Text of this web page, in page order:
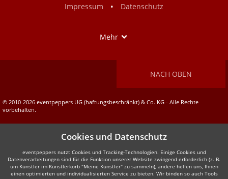
Impressum
• Datenschutz
Mehr
NACH OBEN
© 2010-2026 eventpeppers UG (haftungsbeschränkt) & Co. KG - Alle Rechte
vorbehalten.
Cookies und Datenschutz
eventpeppers nutzt Cookies und Tracking-Technologien. Einige Cookies und
Datenverarbeitungen sind für die Funktion unserer Website zwingend erforderlich (z. B.
um Künstler im Künstlerkorb "Meine Künstler" zu sammeln), andere helfen uns, Ihnen
einen optimierten und individualisierten Service zu bieten. Wir binden so auch Tools